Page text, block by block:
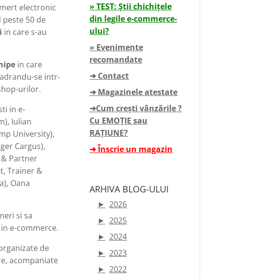
electronic
peste 50 de
in care s-au
in care
se intr-
urilor.
in e-
Iulian
University),
Cargus),
& Partner
Trainer &
Oana
si sa
e-commerce.
de
acompaniate
» TEST: Știi chichițele
din legile e-commerce-
ului?
» Evenimente
recomandate
➜ Contact
➜ Magazinele atestate
➜Cum crești vânzările ?
Cu EMOȚIE sau
RAȚIUNE?
➜ Înscrie un magazin
ARHIVA BLOG-ULUI
► 2026
► 2025
► 2024
► 2023
► 2022